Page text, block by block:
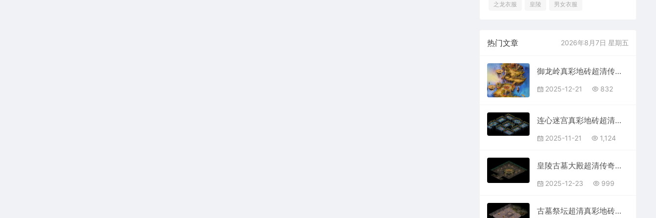
之龙衣服 皇陵 男女衣服
热门文章 2026年8月7日 星期五
御龙岭真彩地砖超清传奇地图素材+工具202512215
2025-12-21 832
连心迷宫真彩地砖超清传奇地图素材+工具202511211
2025-11-21 1,124
皇陵古墓大殿超清传奇地图素材真彩地砖+工具2025122232
2025-12-23 999
古墓祭坛超清真彩地砖传奇地图+工具202512212